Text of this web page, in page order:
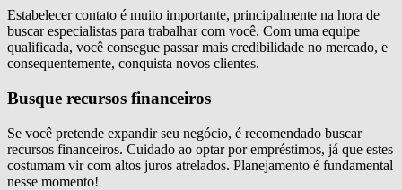
Estabelecer contato é muito importante, principalmente na hora de
buscar especialistas para trabalhar com você. Com uma equipe
qualificada, você consegue passar mais credibilidade no mercado, e
consequentemente, conquista novos clientes.
Busque recursos financeiros
Se você pretende expandir seu negócio, é recomendado buscar
recursos financeiros. Cuidado ao optar por empréstimos, já que estes
costumam vir com altos juros atrelados. Planejamento é fundamental
nesse momento!